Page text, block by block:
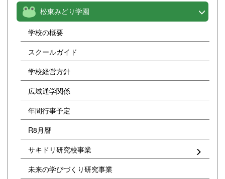
松東みどり学園
学校の概要
スクールガイド
学校経営方針
広域通学関係
年間行事予定
R8月暦
サキドリ研究校事業
未来の学びづくり研究事業